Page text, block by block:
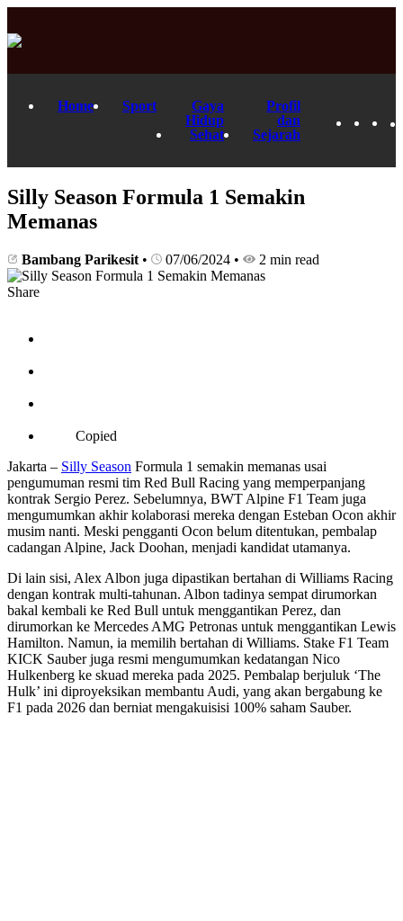
Home Sport
Gaya
Hidup
Sehat
Profil
dan
Sejarah
Silly Season Formula 1 Semakin
Memanas
Bambang Parikesit • 07/06/2024 • 2 min read
Share
Copied
Jakarta – Silly Season Formula 1 semakin memanas usai
pengumuman resmi tim Red Bull Racing yang memperpanjang
kontrak Sergio Perez. Sebelumnya, BWT Alpine F1 Team juga
mengumumkan akhir kolaborasi mereka dengan Esteban Ocon akhir
musim nanti. Meski pengganti Ocon belum ditentukan, pembalap
cadangan Alpine, Jack Doohan, menjadi kandidat utamanya.
Di lain sisi, Alex Albon juga dipastikan bertahan di Williams Racing
dengan kontrak multi-tahunan. Albon tadinya sempat dirumorkan
bakal kembali ke Red Bull untuk menggantikan Perez, dan
dirumorkan ke Mercedes AMG Petronas untuk menggantikan Lewis
Hamilton. Namun, ia memilih bertahan di Williams. Stake F1 Team
KICK Sauber juga resmi mengumumkan kedatangan Nico
Hulkenberg ke skuad mereka pada 2025. Pembalap berjuluk ‘The
Hulk’ ini diproyeksikan membantu Audi, yang akan bergabung ke
F1 pada 2026 dan berniat mengakuisisi 100% saham Sauber.